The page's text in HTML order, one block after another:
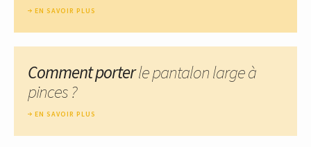
EN SAVOIR PLUS
Comment porterle pantalon large à
pinces ?
EN SAVOIR PLUS